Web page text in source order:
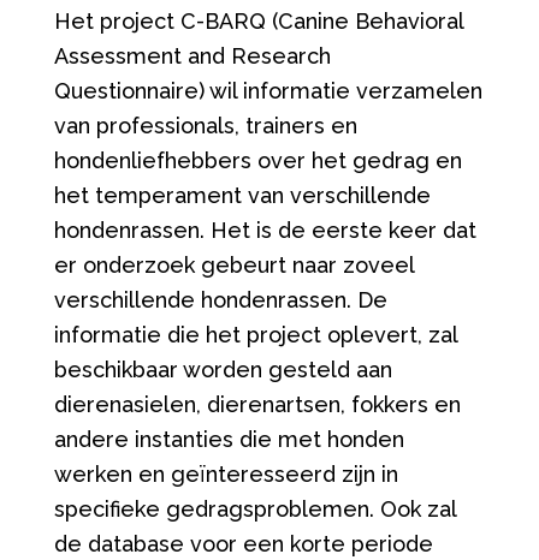
Het project C-BARQ (Canine Behavioral
Assessment and Research
Questionnaire) wil informatie verzamelen
van professionals, trainers en
hondenliefhebbers over het gedrag en
het temperament van verschillende
hondenrassen. Het is de eerste keer dat
er onderzoek gebeurt naar zoveel
verschillende hondenrassen. De
informatie die het project oplevert, zal
beschikbaar worden gesteld aan
dierenasielen, dierenartsen, fokkers en
andere instanties die met honden
werken en geïnteresseerd zijn in
specifieke gedragsproblemen. Ook zal
de database voor een korte periode